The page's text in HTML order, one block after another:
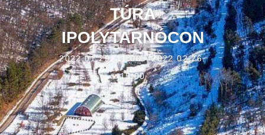
RÓLUNK
ÁRAK, NYITVATARTÁS
TÚRA
IPOLYTARNÓCON
2022.01.29. 11:00 - 2022.02.26.
15:00